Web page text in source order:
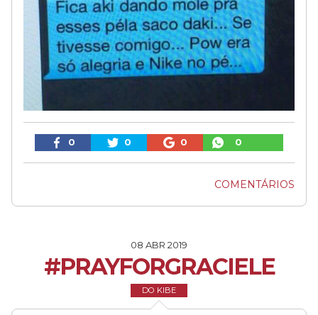
0 0 0 0
COMENTÁRIOS
08 ABR 2019
#PRAYFORGRACIELE
DO KIBE